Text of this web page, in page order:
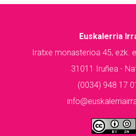
Euskalerria
Iratxe monasterioa 45, ezk.
31011 Iruñea -
(0034) 948 17